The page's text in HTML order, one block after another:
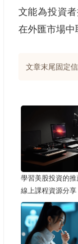
文能為投資
在外匯市場中
文章末尾固定
學習美股投資的
線上課程資源分享